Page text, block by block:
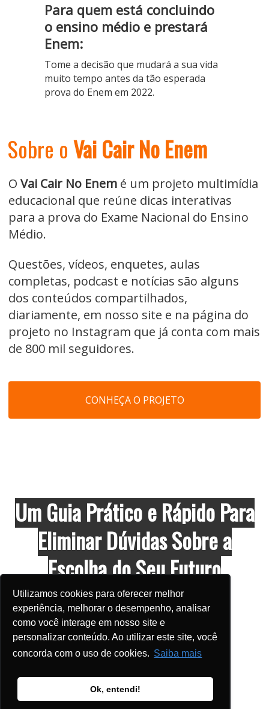
Utilizamos cookies para oferecer melhor
experiência, melhorar o desempenho, analisar
como você interage em nosso site e
personalizar conteúdo. Ao utilizar este site, você
concorda com o uso de cookies. Saiba mais
Ok, entendi!
Para quem está concluindo
o ensino médio e prestará
Enem:
Tome a decisão que mudará a sua vida
muito tempo antes da tão esperada
prova do Enem em 2022.
Sobre oVai Cair No Enem
O Vai Cair No Enem é um projeto multimídia
educacional que reúne dicas interativas
para a prova do Exame Nacional do Ensino
Médio.
Questões, vídeos, enquetes, aulas
completas, podcast e notícias são alguns
dos conteúdos compartilhados,
diariamente, em nosso site e na página do
projeto no Instagram que já conta com mais
de 800 mil seguidores.
CONHEÇA O PROJETO
Um Guia Prático e Rápido Para
Eliminar Dúvidas Sobre a
Escolha do Seu Futuro
Profissional